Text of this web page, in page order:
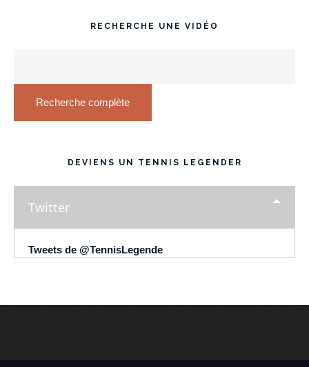
RECHERCHE UNE VIDÉO
Recherche complète
DEVIENS UN TENNIS LEGENDER
Twitter
Tweets de @TennisLegende